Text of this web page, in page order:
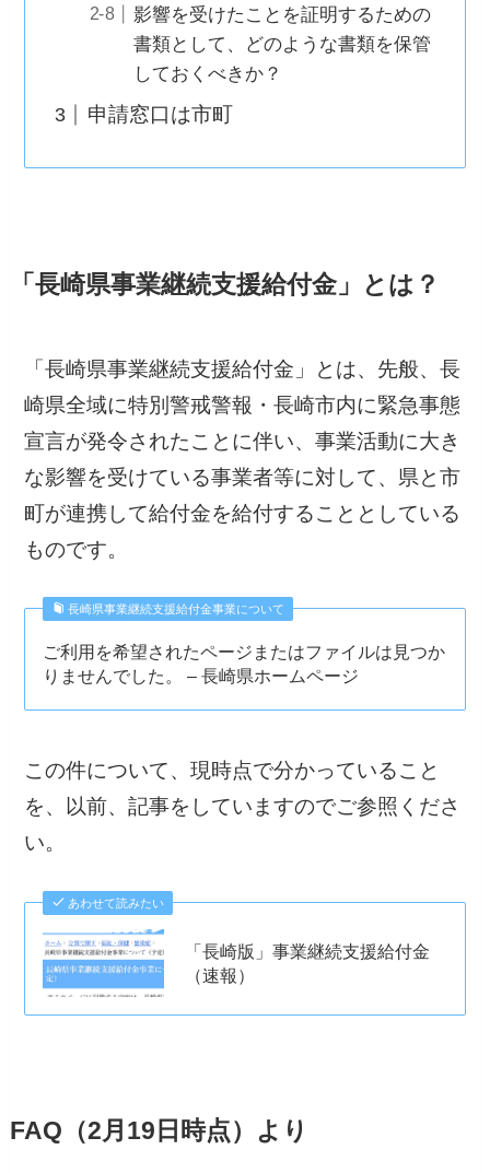
影響を受けたことを証明するための
書類として、どのような書類を保管
しておくべきか？
申請窓口は市町
「長崎県事業継続支援給付金」とは？
「長崎県事業継続支援給付金」とは、先般、長
崎県全域に特別警戒警報・長崎市内に緊急事態
宣言が発令されたことに伴い、事業活動に大き
な影響を受けている事業者等に対して、県と市
町が連携して給付金を給付することとしている
ものです。
長崎県事業継続支援給付金事業について
ご利用を希望されたページまたはファイルは見つか
りませんでした。 – 長崎県ホームページ
この件について、現時点で分かっていること
を、以前、記事をしていますのでご参照くださ
い。
あわせて読みたい
「長崎版」事業継続支援給付金
（速報）
FAQ（2月19日時点）より